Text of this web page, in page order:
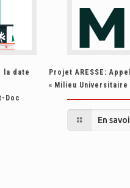
la date
Doc
Projet ARESSE:
« Milieu Universitaire
En